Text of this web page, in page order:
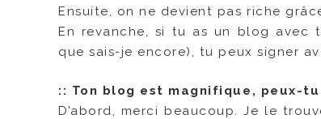
Ensuite, on ne devient pas riche
En revanche, si tu as un blog avec
que sais-je encore), tu peux signer
:: Ton blog est magnifique, peux-
D’abord, merci beaucoup. Je le